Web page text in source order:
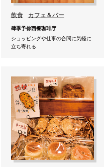
飲食 カフェ＆バー
肆季予你西餐珈琲庁
ショッピングや仕事の合間に気軽に
立ち寄れる